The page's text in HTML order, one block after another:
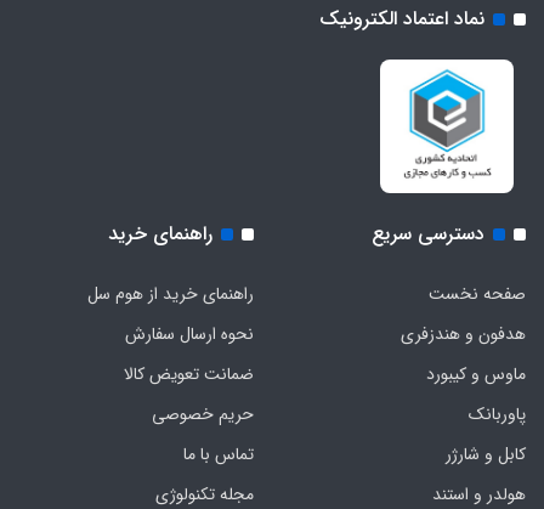
نماد اعتماد الکترونیک
دسترسی سریع
صفحه نخست
هدفون‌ و‌ هندزفری
ماوس و کیبورد
پاوربانک
کابل و شارژر
هولدر و استند
راهنمای خرید
راهنمای خرید از هوم سل
نحوه ارسال سفارش
ضمانت تعویض کالا
حریم خصوصی
تماس با ما
مجله تکنولوژی